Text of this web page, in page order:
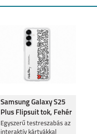
Samsung Galaxy S25
Plus Flipsuit tok, Fehér
Egyszerű testreszabás az
interaktív kártyákkal